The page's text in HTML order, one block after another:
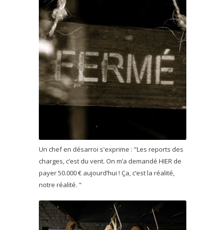
Un chef en désarroi s'exprime : "Les reports des
charges, c’est du vent. On m’a demandé HIER de
payer 50.000 € aujourd’hui ! Ça, c’est la réalité,
notre réalité. "